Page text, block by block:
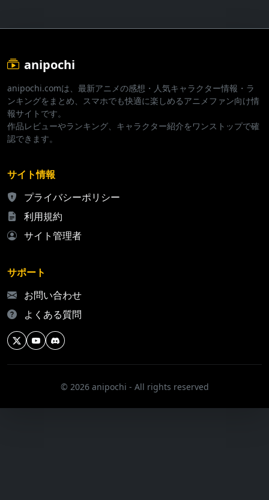
anipochi
anipochi.comは、最新アニメの感想・人気キャラクター情報・ラ
ンキングをまとめ、スマホでも快適に楽しめるアニメファン向け情
報サイトです。
作品レビューやランキング、キャラクター紹介をワンストップで確
認できます。
サイト情報
プライバシーポリシー
利用規約
サイト管理者
サポート
お問い合わせ
よくある質問
© 2026 anipochi - All rights reserved